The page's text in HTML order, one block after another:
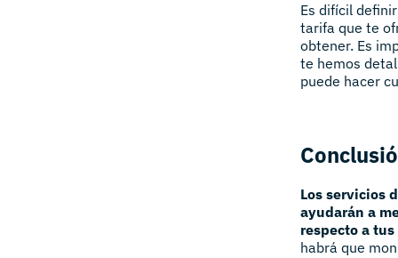
Es difícil
tarifa que te
obtener. Es
te hemos
puede hacer
Los servicios
ayudarán a
respecto a
habrá que